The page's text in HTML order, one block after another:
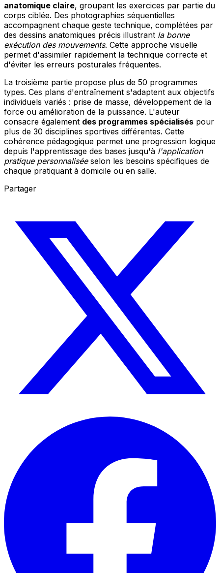
anatomique claire, groupant les exercices par partie du
corps ciblée. Des photographies séquentielles
accompagnent chaque geste technique, complétées par
des dessins anatomiques précis illustrant la bonne
exécution des mouvements. Cette approche visuelle
permet d'assimiler rapidement la technique correcte et
d'éviter les erreurs posturales fréquentes.
La troisième partie propose plus de 50 programmes
types. Ces plans d'entraînement s'adaptent aux objectifs
individuels variés : prise de masse, développement de la
force ou amélioration de la puissance. L'auteur
consacre également des programmes spécialisés pour
plus de 30 disciplines sportives différentes. Cette
cohérence pédagogique permet une progression logique
depuis l'apprentissage des bases jusqu'à l'application
pratique personnaliséeselon les besoins spécifiques de
chaque pratiquant à domicile ou en salle.
Partager